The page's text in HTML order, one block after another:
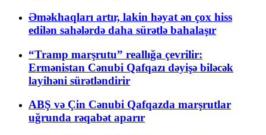
Əməkhaqları artır, lakin həyat ən çox hiss
edilən sahələrdə daha sürətlə bahalaşır
“Tramp marşrutu” reallığa çevrilir:
Ermənistan Cənubi Qafqazı dəyişə biləcək
layihəni sürətləndirir
ABŞ və Çin Cənubi Qafqazda marşrutlar
uğrunda rəqabət aparır